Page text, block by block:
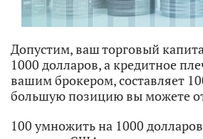
Допустим, ваш торговый
1000 долларов, а кредитное
вашим брокером, составляет
большую позицию вы можете
100 умножить на 1000